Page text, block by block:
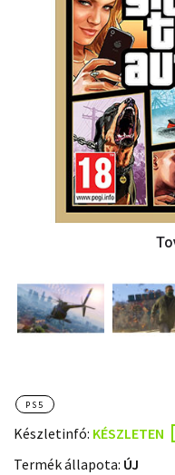
PS5
Készletinfó: KÉSZLETEN
Termék állapota: ÚJ